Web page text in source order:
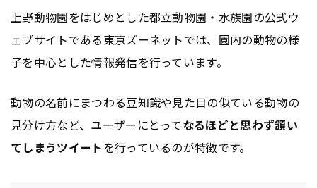
上野動物園をはじめとした都立動物園・水族園の公式ウ
ェブサイトである東京ズーネットでは、園内の動物の様
子を中心とした情報発信を行っています。
動物の名前にまつわる豆知識や見た目の似ている動物の
見分け方など、ユーザーにとってなるほどと思わず頷い
てしまうツイートを行っているのが特徴です。